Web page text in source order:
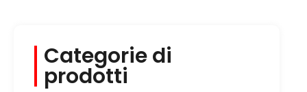
Categorie di
prodotti